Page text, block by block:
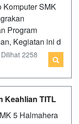
Komputer SMK
Program
Kegiatan ini d
2258
Keahlian TITL
5 Halmahera